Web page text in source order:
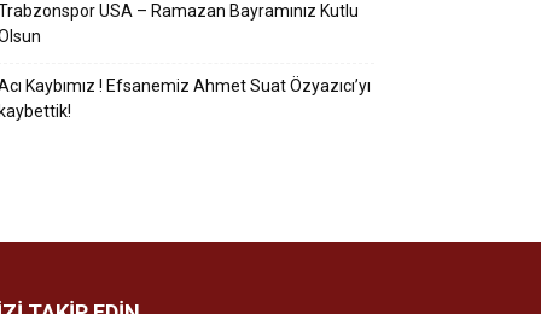
USA – Ramazan Bayramınız Kutlu
Kaybımız ! Efsanemiz Ahmet Suat Özyazıcı’yı
kaybettik!